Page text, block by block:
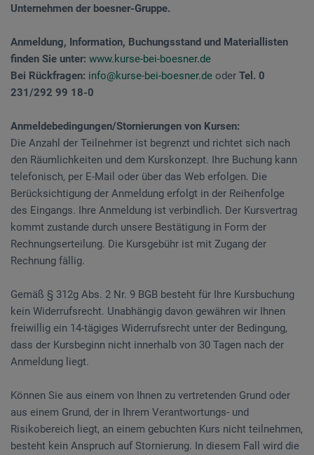
Unternehmen der boesner-Gruppe.
Anmeldung, Information, Buchungsstand und Materiallisten
finden Sie unter: www.kurse-bei-boesner.de
Bei Rückfragen: info@kurse-bei-boesner.de oder Tel. 0
231/292 99 18-0
Anmeldebedingungen/Stornierungen von Kursen:
Die Anzahl der Teilnehmer ist begrenzt und richtet sich nach
den Räumlichkeiten und dem Kurskonzept. Ihre Buchung kann
telefonisch, per E-Mail oder über das Web erfolgen. Die
Berücksichtigung der Anmeldung erfolgt in der Reihenfolge
des Eingangs. Ihre Anmeldung ist verbindlich. Der Kursvertrag
kommt zustande durch unsere Bestätigung in Form der
Rechnungserteilung. Die Kursgebühr ist mit Zugang der
Rechnung fällig.
Gemäß § 312g Abs. 2 Nr. 9 BGB besteht für Ihre Kursbuchung
kein Widerrufsrecht. Unabhängig davon gewähren wir Ihnen
freiwillig ein 14-tägiges Widerrufsrecht unter der Bedingung,
dass der Kursbeginn nicht innerhalb von 30 Tagen nach der
Anmeldung liegt.
Können Sie aus einem von Ihnen zu vertretenden Grund oder
aus einem Grund, der in Ihrem Verantwortungs- und
Risikobereich liegt, an einem gebuchten Kurs nicht teilnehmen,
besteht kein Anspruch auf Stornierung. In diesem Fall wird die